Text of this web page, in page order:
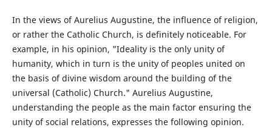
In the views of Aurelius Augustine, the influence of religion,
or rather the Catholic Church, is definitely noticeable. For
example, in his opinion, "Ideality is the only unity of
humanity, which in turn is the unity of peoples united on
the basis of divine wisdom around the building of the
universal (Catholic) Church." Aurelius Augustine,
understanding the people as the main factor ensuring the
unity of social relations, expresses the following opinion.